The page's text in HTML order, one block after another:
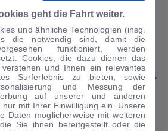
·Automatik
geht die Fahrt weiter.
und ähnliche Technologien (insg.
die notwendig sind, damit die
funktioniert, werden
Cookies, die dazu dienen das
und Ihnen ein relevantes
Surferlebnis zu bieten, sowie
und Messung der
auf unserer und anderen
mit Ihrer Einwilligung ein. Unsere
Daten möglicherweise mit weiteren
Sie ihnen bereitgestellt oder die